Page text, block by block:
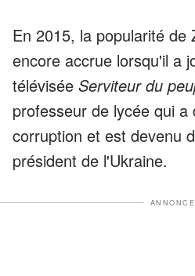
En 2015, la popularité de
encore accrue lorsqu'il a
télévisée Serviteur du
professeur de lycée qui a
corruption et est devenu
président de l'Ukraine.